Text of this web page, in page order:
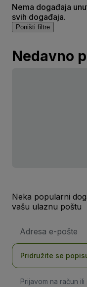
Nema događaja
svih događaja.
Poništi filtre
Nedavno
Neka popularni
vašu ulaznu poštu
mail
Pridružite se
Prijavom na račun